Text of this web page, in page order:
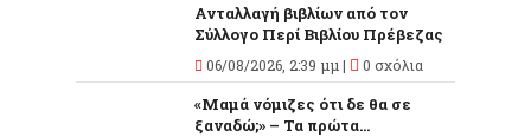
Ανταλλαγή βιβλίων από τον
Σύλλογο Περί Βιβλίου Πρέβεζας
06/08/2026, 2:39 μμ | 0 σχόλια
«Μαμά νόμιζες ότι δε θα σε
ξαναδώ;» – Τα πρώτα...